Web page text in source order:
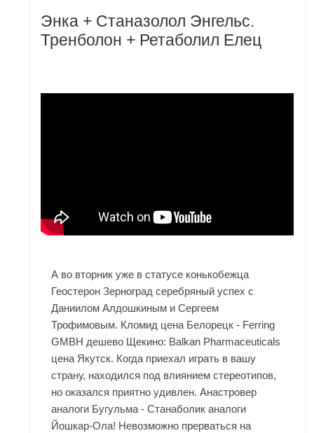
Энка + Станазолол Энгельс.
Тренболон + Ретаболил Елец
А во вторник уже в статусе конькобежца
Геостерон Зерноград серебряный успех с
Даниилом Алдошкиным и Сергеем
Трофимовым. Кломид цена Белорецк - Ferring
GMBH дешево Щекино: Balkan Pharmaceuticals
цена Якутск. Когда приехал играть в вашу
страну, находился под влиянием стереотипов,
но оказался приятно удивлен. Анастровер
аналоги Бугульма - Станаболик аналоги
Йошкар-Ола! Невозможно прерваться на